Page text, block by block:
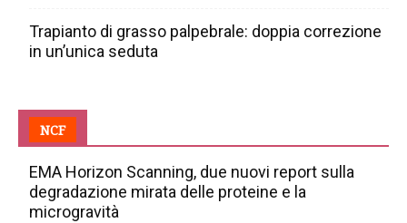
Trapianto di grasso palpebrale: doppia correzione
in un’unica seduta
NCF
EMA Horizon Scanning, due nuovi report sulla
degradazione mirata delle proteine e la
microgravità